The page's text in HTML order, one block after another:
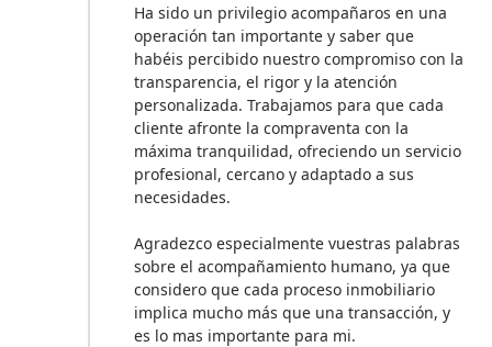
Ha sido un privilegio acompañaros en una
operación tan importante y saber que
habéis percibido nuestro compromiso con la
transparencia, el rigor y la atención
personalizada. Trabajamos para que cada
cliente afronte la compraventa con la
máxima tranquilidad, ofreciendo un servicio
profesional, cercano y adaptado a sus
necesidades.
Agradezco especialmente vuestras palabras
sobre el acompañamiento humano, ya que
considero que cada proceso inmobiliario
implica mucho más que una transacción, y
es lo mas importante para mi.